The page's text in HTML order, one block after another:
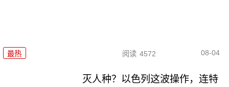
最热 阅读 4572 08-04
灭人种？以色列这波操作，连特